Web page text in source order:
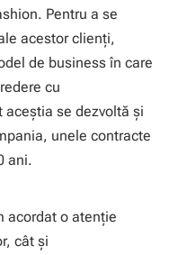
Pentru a se
acestor clienți,
de business în care
cu
se dezvoltă și
unele contracte
ani.
acordat o atenție
cât și